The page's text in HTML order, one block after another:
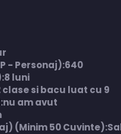
- Personaj):640
luni
clase si bacu luat cu 9
am avut
(Minim 50